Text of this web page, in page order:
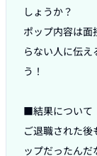
しょうか？
ポップ内容は面
らない人に伝え
う！
■結果について
ご退職された
ップだったん